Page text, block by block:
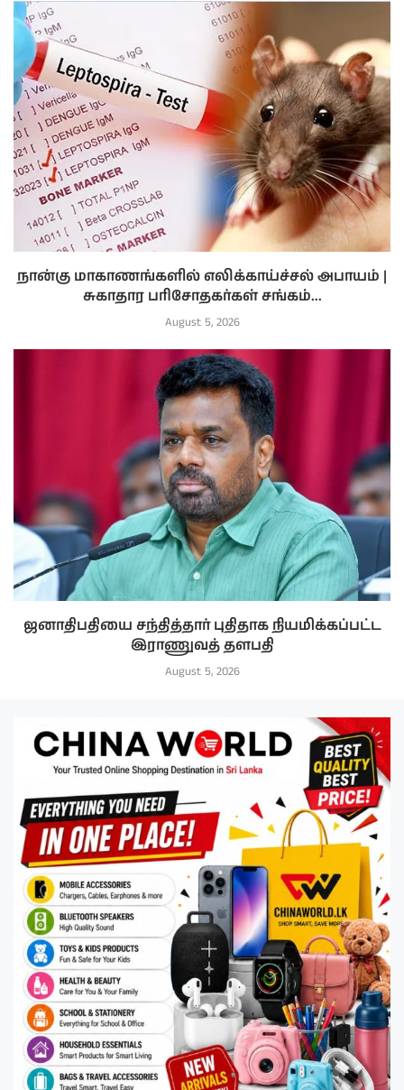
நான்கு மாகாணங்களில் எலிக்காய்ச்சல் அபாயம் |
சுகாதார பரிசோதகர்கள் சங்கம்...
August 5, 2026
ஜனாதிபதியை சந்தித்தார் புதிதாக நியமிக்கப்பட்ட
இராணுவத் தளபதி
August 5, 2026